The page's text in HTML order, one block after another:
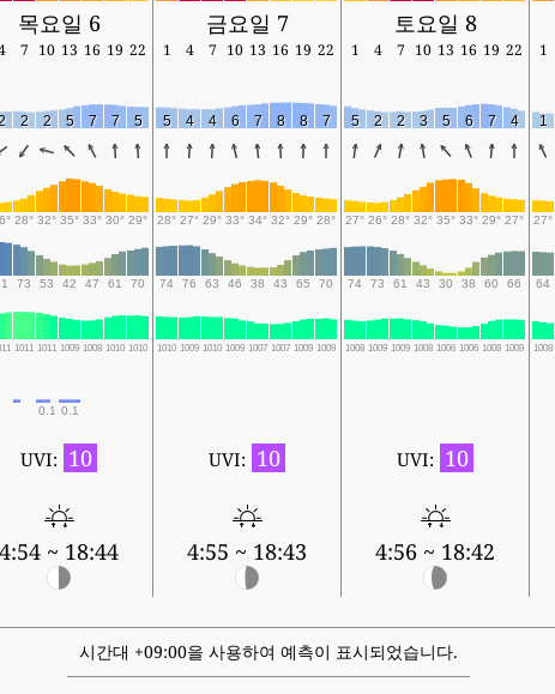
목요일 6 금요일 7 토요일 8
7 10 13 16 19 22 1 4 7 10 13 16 19 22 1 4 7 10 13 16 19 22 1
2 2 5 7 7 5 5 4 4 6 7 8 8 7 5 2 2 3 5 6 7 4 1
28° 32° 35° 33° 30° 29° 28° 27° 29° 33° 34° 32° 29° 28° 27° 26° 28° 32° 35° 33° 29° 27° 27°
73 53 42 47 61 70 74 76 63 46 38 43 65 70 74 73 61 43 30 38 60 66 64
1011 1011 1009 1008 1010 1010 1010 1009 1010 1009 1007 1007 1009 1009 1008 1009 1009 1008 1006 1006 1008 1009 1008
0.1 0.1
UVI: 10
4:54 ~ 18:44
UVI: 10
4:55 ~ 18:43
UVI: 10
4:56 ~ 18:42
시간대 +09:00을 사용하여 예측이 표시되었습니다.